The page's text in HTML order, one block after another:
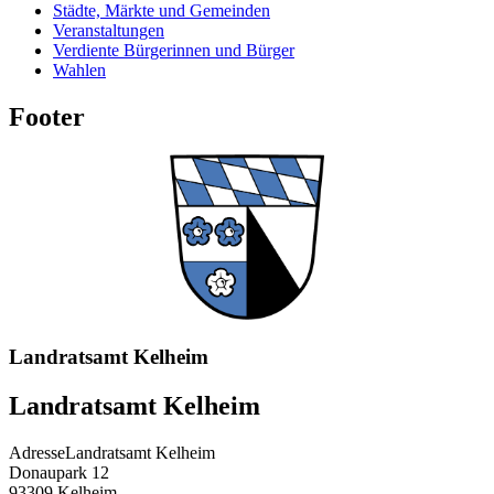
Städte, Märkte und Gemeinden
Veranstaltungen
Verdiente Bürgerinnen und Bürger
Wahlen
Footer
Landratsamt Kelheim
Landratsamt Kelheim
AdresseLandratsamt Kelheim
Donaupark 12